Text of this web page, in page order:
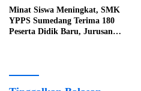
Minat Siswa Meningkat, SMK
YPPS Sumedang Terima 180
Peserta Didik Baru, Jurusan